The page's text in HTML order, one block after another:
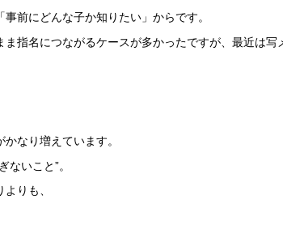
前にどんな子か知りたい」からです。
指名につながるケースが多かったですが、最近は写
なり増えています。
ないこと”。
りも、